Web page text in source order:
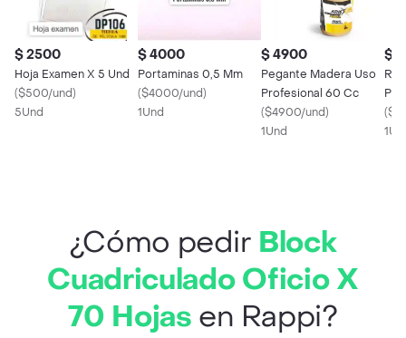
$ 2500
Hoja Examen X 5 Und
($500/und)
5Und
$ 4000
Portaminas 0,5 Mm
($4000/und)
1Und
$ 4900
Pegante Madera Uso
Profesional 60 Cc
($4900/und)
1Und
$
(
¿Cómo pedir Block
Cuadriculado Oficio X
70 Hojas en Rappi?